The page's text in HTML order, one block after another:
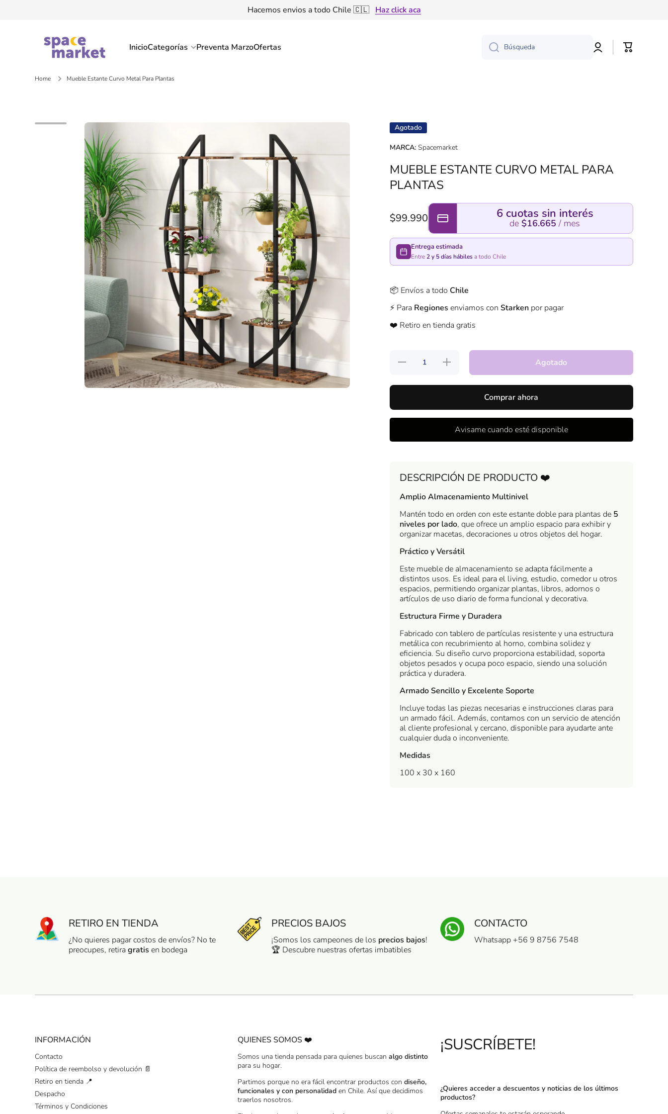
Tenemos descuento por volumen de producto 🤑Haz click aca
InicioCategorías Preventa MarzoOfertas Búsqueda
Iniciar
sesión
Carrito
Home Mueble Estante Curvo Metal Para Plantas
Ir directamente a la información del producto Agotado
MARCA: Spacemarket
MUEBLE ESTANTE CURVO METAL PARA
PLANTAS
$99.990 6 cuotas sin interés
de $16.665 / mes
Entrega estimada
Entre2 y 5 días hábilesa todo Chile
📦 Envíos a todo Chile
⚡️ Para Regiones enviamos con Starken por pagar
❤️ Retiro en tienda gratis
Reducir
Plantas
Aumentar
cantidad
Plantas
Agotado
Comprar ahora
Avisame cuando esté disponible
DESCRIPCIÓN DE PRODUCTO ❤️
Amplio Almacenamiento Multinivel
Mantén todo en orden con este estante doble para plantas de 5
niveles por lado, que ofrece un amplio espacio para exhibir y
organizar macetas, decoraciones u otros objetos del hogar.
Práctico y Versátil
Este mueble de almacenamiento se adapta fácilmente a
distintos usos. Es ideal para el living, estudio, comedor u otros
espacios, permitiendo organizar plantas, libros, adornos o
artículos de uso diario de forma funcional y decorativa.
Estructura Firme y Duradera
Fabricado con tablero de partículas resistente y una estructura
metálica con recubrimiento al horno, combina solidez y
eficiencia. Su diseño curvo proporciona estabilidad, soporta
objetos pesados y ocupa poco espacio, siendo una solución
práctica y duradera.
Armado Sencillo y Excelente Soporte
Incluye todas las piezas necesarias e instrucciones claras para
un armado fácil. Además, contamos con un servicio de atención
al cliente profesional y cercano, disponible para ayudarte ante
cualquier duda o inconveniente.
Medidas
100 x 30 x 160
RETIRO EN TIENDA
¿No quieres pagar costos de envíos? No te
preocupes, retira gratis en bodega
PRECIOS BAJOS
¡Somos los campeones de los precios bajos!
🏆 Descubre nuestras ofertas imbatibles
CONTACTO
Whatsapp +56 9 8756 7548
INFORMACIÓN
Contacto
Política de reembolso y devolución 📄
Retiro en tienda 📍
Despacho
Términos y Condiciones
QUIENES SOMOS ❤️
Somos una tienda pensada para quienes buscan algo distinto
para su hogar.
Partimos porque no era fácil encontrar productos con diseño,
funcionales y con personalidad en Chile. Así que decidimos
traerlos nosotros.
¡SUSCRÍBETE!
¿Quieres acceder a descuentos y noticias de los últimos
productos?